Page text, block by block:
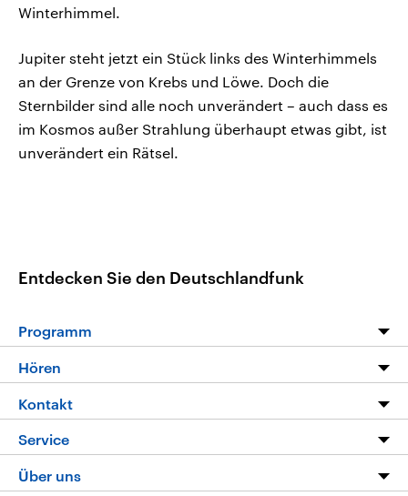
Winterhimmel.
Jupiter steht jetzt ein Stück links des Winterhimmels
an der Grenze von Krebs und Löwe. Doch die
Sternbilder sind alle noch unverändert – auch dass es
im Kosmos außer Strahlung überhaupt etwas gibt, ist
unverändert ein Rätsel.
Entdecken Sie den Deutschlandfunk
Programm
Die Nachrichten
Nachrichtenleicht
Neue Beiträge auf dlf.de
Hören
Livestream
Podcasts
Deutschlandfunk App
Kontakt
Hörerservice
Service
FAQ
Über uns